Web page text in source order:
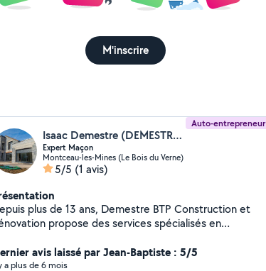
M'inscrire
Auto-entrepreneur
Isaac Demestre (DEMESTRE ISAAC)
Expert Maçon
Montceau-les-Mines (Le Bois du Verne)
5/5 (1 avis)
plus de 13 ans, Demestre BTP Construction et
propose des services spécialisés en
Nos services BTP : montage de
de structures en briques ou en pierres,
avis laissé par Jean-Baptiste : 5/5
a plus de 6 mois